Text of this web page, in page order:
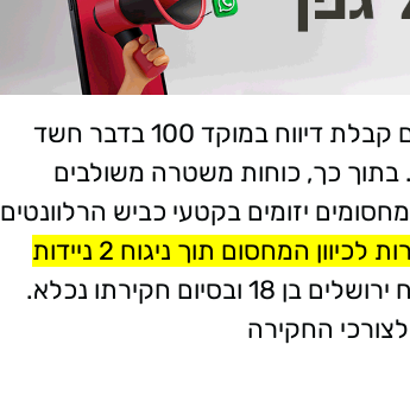
המשטרה פתחה אתמול בלילה בסריקות מבצעיות עם קבלת דיווח במוקד 100 בדבר חשד
לרכב שנגנב מראשון לציון ונצפה נע צפונה בכביש 4 . בתוך כך, כוחות משטרה משולבים
יזומים בקטעי כביש הרלוונטים
נע במהירות לכיוון המחסום תוך ניגוח 2 ניידות
, ללא נפגעים, עד מעצר החשוד - תושב מזרח ירושלים בן 18 ובסיום חקירתו נכלא.
החקירה